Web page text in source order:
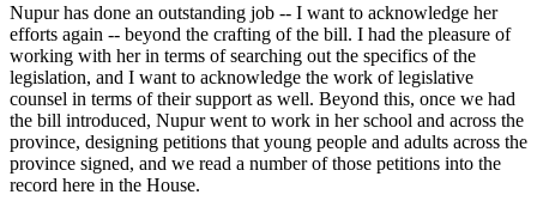
Nupur has done an outstanding job -- I want to acknowledge her
efforts again -- beyond the crafting of the bill. I had the pleasure of
working with her in terms of searching out the specifics of the
legislation, and I want to acknowledge the work of legislative
counsel in terms of their support as well. Beyond this, once we had
the bill introduced, Nupur went to work in her school and across the
province, designing petitions that young people and adults across the
province signed, and we read a number of those petitions into the
record here in the House.